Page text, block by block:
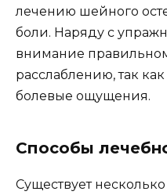
лечению шейного
боли. Наряду с
внимание
расслаблению, так
болевые ощущения.
Способы
Существует